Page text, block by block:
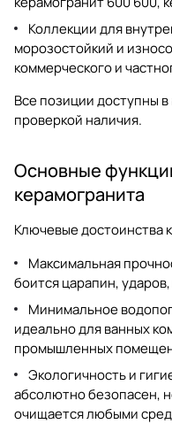
Коллекции для
морозостойкий и
коммерческого и
Все позиции доступны
проверкой наличия.
Основные
керамогранита
Ключевые достоинства
Максимальная
боится царапин,
Минимальное
идеально для ванных
промышленных
Экологичность и
абсолютно безопасен,
очищается любыми